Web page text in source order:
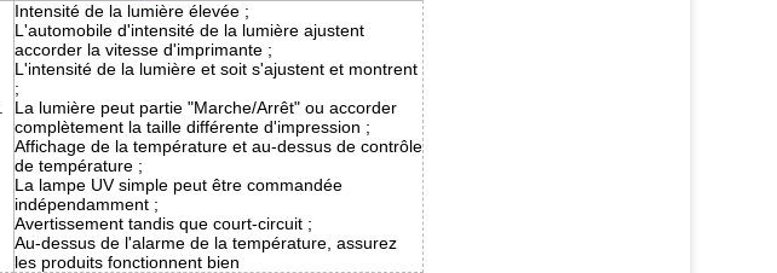
Intensité de la lumière élevée ;
L'automobile d'intensité de la lumière ajustent
accorder la vitesse d'imprimante ;
L'intensité de la lumière et soit s'ajustent et montrent
;
La lumière peut partie "Marche/Arrêt" ou accorder
complètement la taille différente d'impression ;
Affichage de la température et au-dessus de contrôle
de température ;
La lampe UV simple peut être commandée
indépendamment ;
Avertissement tandis que court-circuit ;
Au-dessus de l'alarme de la température, assurez
les produits fonctionnent bien